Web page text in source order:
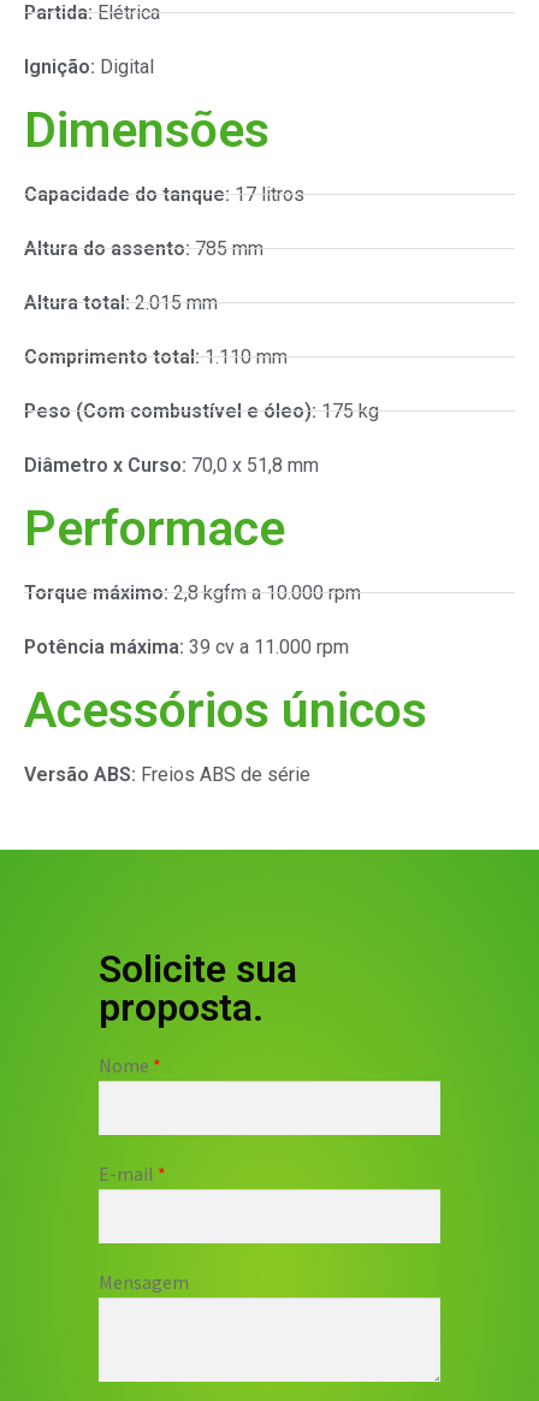
Partida:Elétrica
Ignição: Digital
Dimensões
Capacidade do tanque:17 litros
Altura do assento:785 mm
Altura total:2.015 mm
Comprimento total:1.110 mm
Peso (Com combustível e óleo):175 kg
Diâmetro x Curso: 70,0 x 51,8 mm
Performace
Torque máximo:2,8 kgfm a 10.000 rpm
Potência máxima: 39 cv a 11.000 rpm
Acessórios únicos
Versão ABS: Freios ABS de série
Solicite sua
proposta.
Nome
E-mail
Mensagem